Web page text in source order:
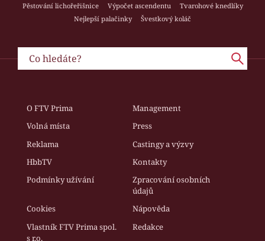
Pěstování lichořeřišnice
Výpočet ascendentu
Tvarohové knedlíky
Nejlepší palačinky
Švestkový koláč
O FTV Prima
Management
Volná místa
Press
Reklama
Castingy a výzvy
HbbTV
Kontakty
Podmínky užívání
Zpracování osobních
údajů
Cookies
Nápověda
Vlastník FTV Prima spol.
s r.o.
Redakce